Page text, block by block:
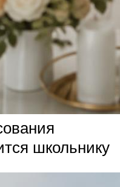
школьнику